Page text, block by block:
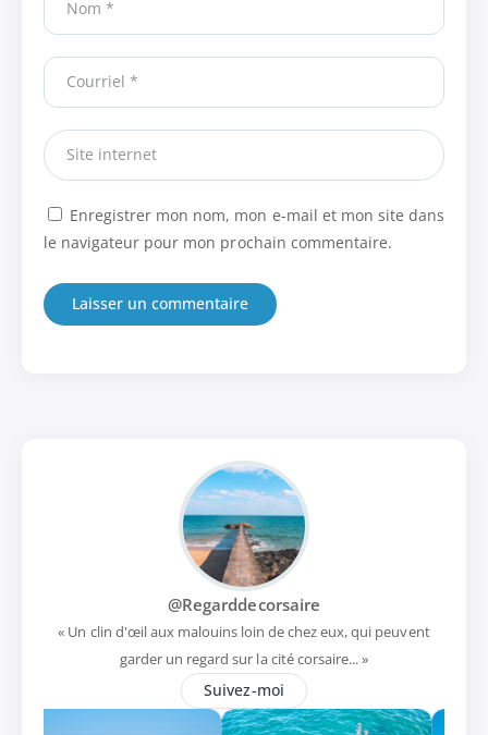
Enregistrer mon nom, mon e-mail et mon site dans
le navigateur pour mon prochain commentaire.
@Regarddecorsaire
« Un clin d'œil aux malouins loin de chez eux, qui peuvent
garder un regard sur la cité corsaire... »
Suivez-moi